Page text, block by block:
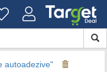
autoadezive"